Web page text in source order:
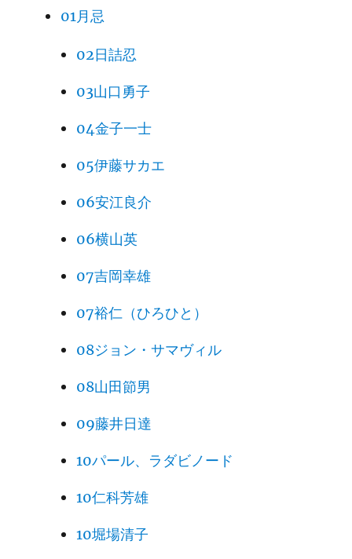
01月忌
02日詰忍
03山口勇子
04金子一士
05伊藤サカエ
06安江良介
06横山英
07吉岡幸雄
07裕仁（ひろひと）
08ジョン・サマヴィル
08山田節男
09藤井日達
10パール、ラダビノード
10仁科芳雄
10堀場清子